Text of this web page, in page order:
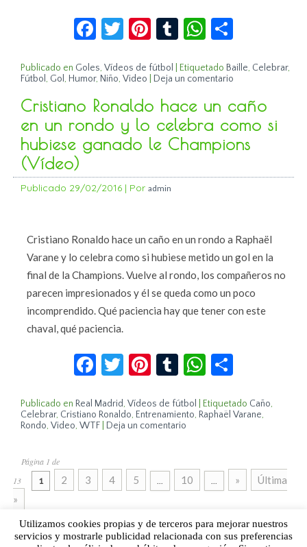
Facebook
Twitter
Pinterest
TumblrWhatsApp
Publicado en Goles,Vídeos de fútbol Etiquetado Baille, Celebrar,
Fútbol, Gol, Humor, Niño,Video Deja un comentario
Cristiano Ronaldo hace un caño
en un rondo y lo celebra como si
hubiese ganado le Champions
(Vídeo)
Publicado 29/02/2016 | Por admin
Cristiano Ronaldo hace un caño en un rondo a Raphaël
Varane y lo celebra como si hubiese metido un gol en la
final de la Champions. Vuelve al rondo, los compañeros no
parecen impresionados y él se queda como un poco
incomprendido. Qué paciencia hay que tener con este
chaval, qué paciencia.
Facebook
Twitter
Pinterest
TumblrWhatsApp
Publicado en Real Madrid,Vídeos de fútbol Etiquetado Caño,
Celebrar, Cristiano Ronaldo, Entrenamiento, Raphaël Varane,
Rondo,Video,WTF Deja un comentario
Página 1 de
13
1 2 3 4 5 ... 10 ... »
Última
»
Utilizamos cookies propias y de terceros para mejorar nuestros
servicios y mostrarle publicidad relacionada con sus preferencias